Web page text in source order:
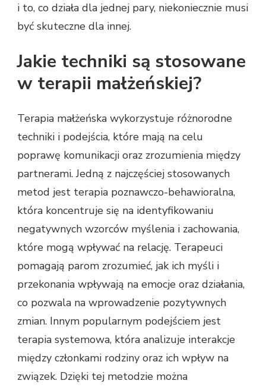
i to, co działa dla jednej pary, niekoniecznie musi
być skuteczne dla innej.
Jakie techniki są stosowane
w terapii małżeńskiej?
Terapia małżeńska wykorzystuje różnorodne
techniki i podejścia, które mają na celu
poprawę komunikacji oraz zrozumienia między
partnerami. Jedną z najczęściej stosowanych
metod jest terapia poznawczo-behawioralna,
która koncentruje się na identyfikowaniu
negatywnych wzorców myślenia i zachowania,
które mogą wpływać na relację. Terapeuci
pomagają parom zrozumieć, jak ich myśli i
przekonania wpływają na emocje oraz działania,
co pozwala na wprowadzenie pozytywnych
zmian. Innym popularnym podejściem jest
terapia systemowa, która analizuje interakcje
między członkami rodziny oraz ich wpływ na
związek. Dzięki tej metodzie można